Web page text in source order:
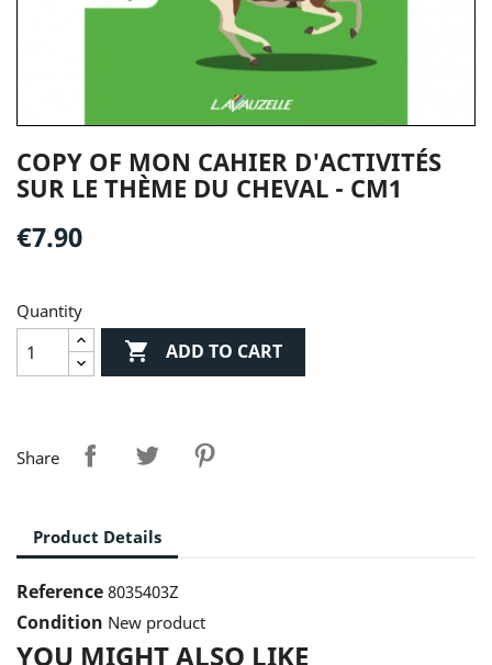
COPY OF MON CAHIER D'ACTIVITÉS
SUR LE THÈME DU CHEVAL - CM1
€7.90
Quantity
 ADD TO CART
Share
Product Details
Reference 8035403Z
Condition New product
YOU MIGHT ALSO LIKE